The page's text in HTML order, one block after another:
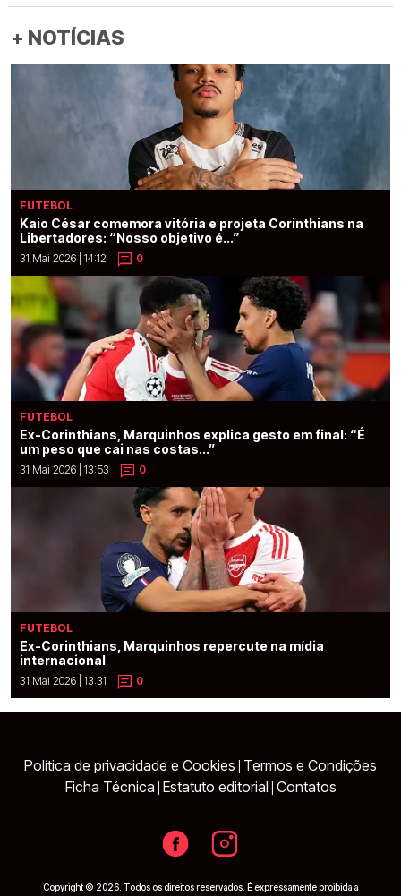
+ NOTÍCIAS
FUTEBOL
Kaio César comemora vitória e projeta Corinthians na
Libertadores: “Nosso objetivo é...”
31 Mai 2026 | 14:12 0
FUTEBOL
Ex-Corinthians, Marquinhos explica gesto em final: “É
um peso que cai nas costas...”
31 Mai 2026 | 13:53 0
FUTEBOL
Ex-Corinthians, Marquinhos repercute na mídia
internacional
31 Mai 2026 | 13:31 0
Política de privacidade e Cookies Termos e Condições
Ficha Técnica Estatuto editorial Contatos
Copyright © 2026. Todos os direitos reservados. É expressamente proibida a